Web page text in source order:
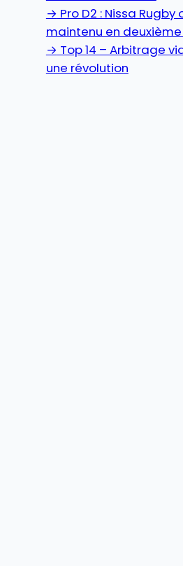
→ Pro D2 : Nissa
maintenu en
→ Top 14 – Arbitrage
une révolution